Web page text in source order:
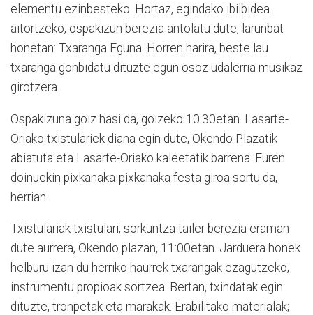
elementu ezinbesteko. Hortaz, egindako ibilbidea
aitortzeko, ospakizun berezia antolatu dute, larunbat
honetan: Txaranga Eguna. Horren harira, beste lau
txaranga gonbidatu dituzte egun osoz udalerria musikaz
girotzera.
Ospakizuna goiz hasi da, goizeko 10:30etan. Lasarte-
Oriako txistulariek diana egin dute, Okendo Plazatik
abiatuta eta Lasarte-Oriako kaleetatik barrena. Euren
doinuekin pixkanaka-pixkanaka festa giroa sortu da,
herrian.
Txistulariak txistulari, sorkuntza tailer berezia eraman
dute aurrera, Okendo plazan, 11:00etan. Jarduera honek
helburu izan du herriko haurrek txarangak ezagutzeko,
instrumentu propioak sortzea. Bertan, txindatak egin
dituzte, tronpetak eta marakak. Erabilitako materialak;